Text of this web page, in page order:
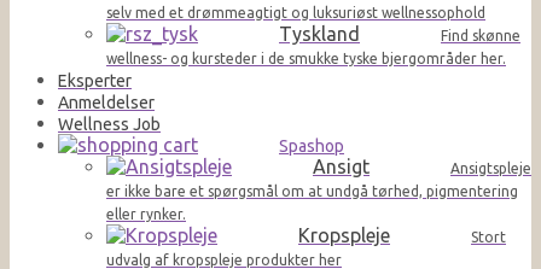
selv med et drømmeagtigt og luksuriøst wellnessophold
Tyskland
Find skønne
wellness- og kursteder i de smukke tyske bjergområder her.
Eksperter
Anmeldelser
Wellness Job
Spashop
Ansigt
Ansigtspleje
er ikke bare et spørgsmål om at undgå tørhed, pigmentering
eller rynker.
Kropspleje
Stort
udvalg af kropspleje produkter her